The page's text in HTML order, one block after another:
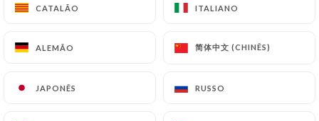
CATALÃO ITALIANO
ALEMÃO 简体中文 (CHINÊS)
JAPONÊS RUSSO
CATALÃO ITALIANO
ALEMÃO 简体中文 (CHINÊS)
JAPONÊS RUSSO